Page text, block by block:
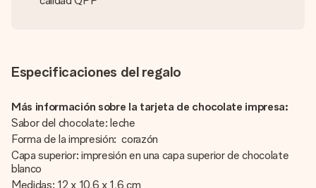
Especificaciones del regalo
Más información sobre la tarjeta de chocolate impresa:
Sabor del chocolate: leche
Forma de la impresión: corazón
Capa superior: impresión en una capa superior de chocolate
blanco
Medidas: 12 x 10,6 x 1,6 cm